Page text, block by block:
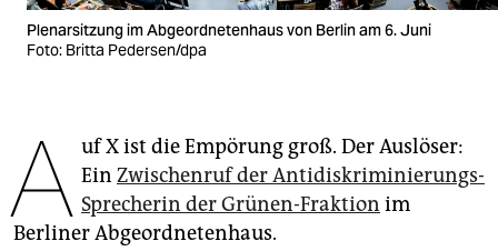
fragen & hilfe
abo
genossenschaft
epaper login
Plenarsitzung im Abgeordnetenhaus von Berlin am 6. Juni
Foto: Britta Pedersen/dpa
A uf X ist die Empörung groß. Der Auslöser:
Ein Zwischenruf der Antidiskriminierungs-
Sprecherin der Grünen-Fraktion im
Berliner Abgeordnetenhaus.